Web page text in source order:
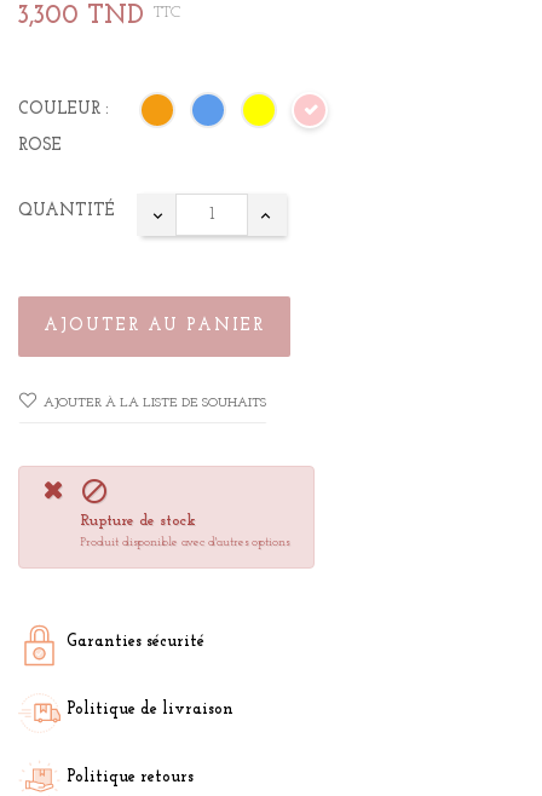
3,300 TND TTC
COULEUR :
ROSE
QUANTITÉ
AJOUTER AU PANIER
AJOUTER À LA LISTE DE SOUHAITS

Rupture de stock
Produit disponible avec d'autres options
Garanties sécurité
Politique de livraison
Politique retours